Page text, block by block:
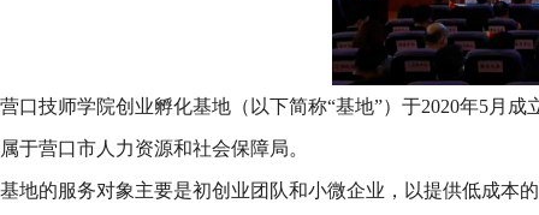
营口技师学院创业孵化基地（以下简称“基地”）于2020年5月
属于营口市人力资源和社会保障局。
基地的服务对象主要是初创业团队和小微企业，以提供低成本